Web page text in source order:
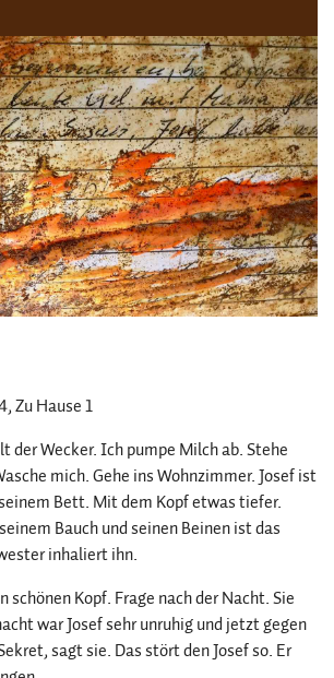
, Zu Hause 1
der Wecker. Ich pumpe Milch ab. Stehe
mich. Gehe ins Wohnzimmer. Josef ist
Bett. Mit dem Kopf etwas tiefer.
Bauch und seinen Beinen ist das
inhaliert ihn.
Kopf. Frage nach der Nacht. Sie
war Josef sehr unruhig und jetzt gegen
sagt sie. Das stört den Josef so. Er